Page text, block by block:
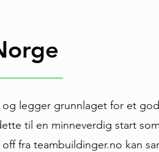
legger grunnlaget for et
til en minneverdig start
fra teambuildinger.no kan